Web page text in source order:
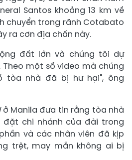
Santos khoảng 13 km về
chuyển trong rãnh Cotabato
ra cơn địa chấn này.
đất lớn và chúng tôi dự
một số video mà chúng
tòa nhà đã bị hư hại", ông
ở Manila đưa tin rằng tòa nhà
đặt chi nhánh của đài trong
và các nhân viên đã kịp
trệt, may mắn không ai bị